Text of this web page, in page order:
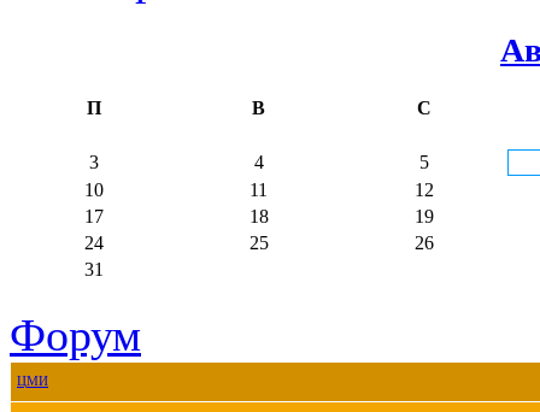
П В С
3 4
5
10
11
12
17
18
19
24
25
26
31
Форум
ЦМИ